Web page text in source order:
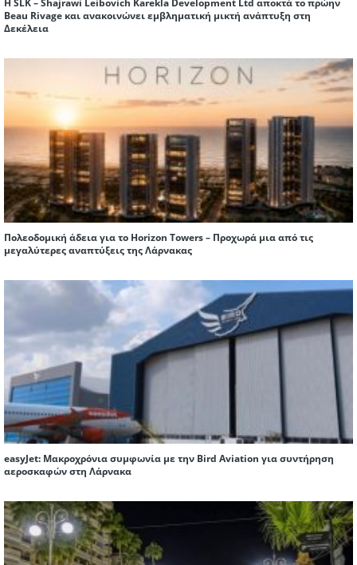
Η SLK – Shajrawi Leibovich Karekla Development Ltd αποκτά το πρώην
Beau Rivage και ανακοινώνει εμβληματική μικτή ανάπτυξη στη
Δεκέλεια
Πολεοδομική άδεια για το Horizon Towers – Προχωρά μια από τις
μεγαλύτερες αναπτύξεις της Λάρνακας
easyJet: Μακροχρόνια συμφωνία με την Bird Aviation για συντήρηση
αεροσκαφών στη Λάρνακα